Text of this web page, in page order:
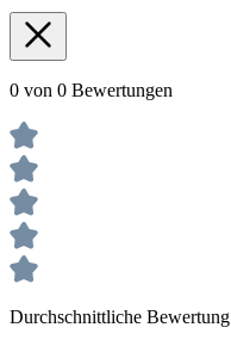
0 von 0 Bewertungen
Durchschnittliche